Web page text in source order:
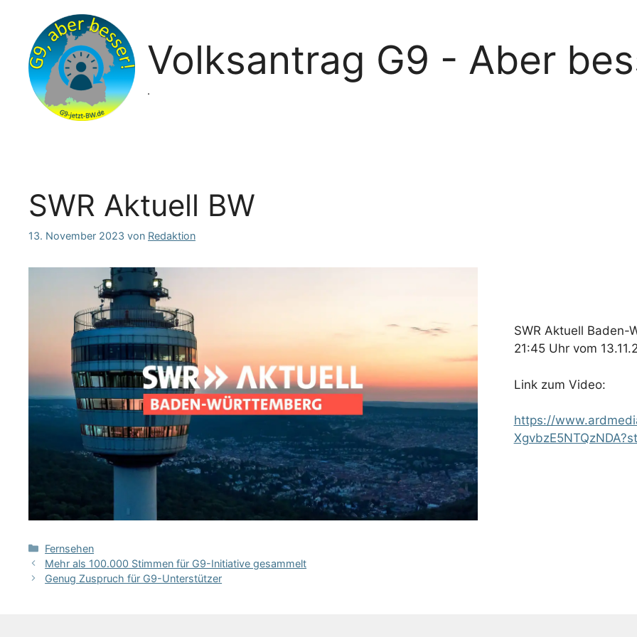
springen
Volksantrag G9 - Aber
.
SWR Aktuell BW
13. November 2023 von Redaktion
SWR Aktuell Baden-
21:45 Uhr vom
Link zum Video:
https://
Kategorien
Fernsehen
Mehr als 100.000 Stimmen für G9-Initiative gesammelt
Genug Zuspruch für G9-Unterstützer